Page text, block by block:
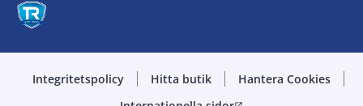
Integritetspolicy Hitta butik
Hantera Cookies